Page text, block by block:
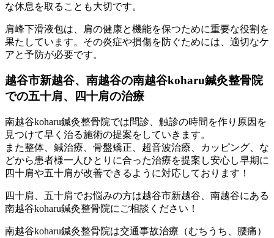
な休息を取ることも大切です。
肩峰下滑液包は、肩の健康と機能を保つために重要な役割を
果たしています。その炎症や損傷を防ぐためには、適切なケ
アと予防が必要です。
越谷市新越谷、南越谷の南越谷koharu鍼灸整骨院
での五十肩、四十肩の治療
南越谷koharu鍼灸整骨院では問診、触診の時間を作り原因を
見つけて早く治る施術の提案をしていきます。
また整体、鍼治療、骨盤矯正、超音波治療、カッピング、な
どから患者様一人ひとりに合った治療を提案し安心し早期に
四十肩や五十肩が改善できるように対応しております！
四十肩、五十肩でお悩みの方は越谷市新越谷、南越谷にある
南越谷koharu鍼灸整骨院にご相談ください！
南越谷koharu鍼灸整骨院は交通事故治療（むちうち、腰痛）